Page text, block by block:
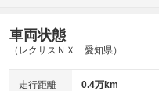
車両状態
（レクサスＮＸ 愛知県）
走行距離 0.4万km